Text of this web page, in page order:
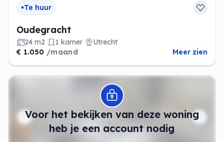
Te huur
Oudegracht
24 m2 1 kamer
Utrecht
€ 1.050 /maand Meer zien
Voor het bekijken van deze woning
heb je een account nodig
Modal openen